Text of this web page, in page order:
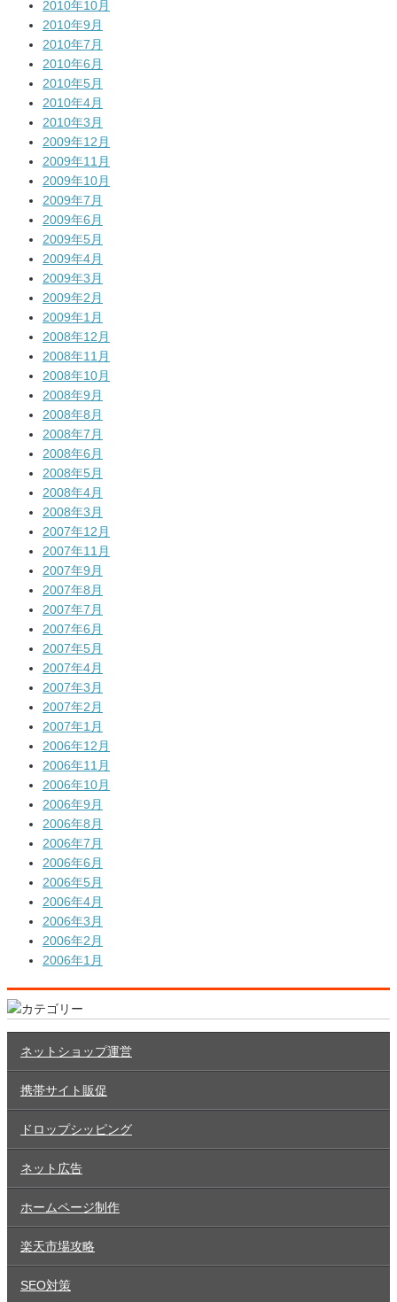
2010年10月
2010年9月
2010年7月
2010年6月
2010年5月
2010年4月
2010年3月
2009年12月
2009年11月
2009年10月
2009年7月
2009年6月
2009年5月
2009年4月
2009年3月
2009年2月
2009年1月
2008年12月
2008年11月
2008年10月
2008年9月
2008年8月
2008年7月
2008年6月
2008年5月
2008年4月
2008年3月
2007年12月
2007年11月
2007年9月
2007年8月
2007年7月
2007年6月
2007年5月
2007年4月
2007年3月
2007年2月
2007年1月
2006年12月
2006年11月
2006年10月
2006年9月
2006年8月
2006年7月
2006年6月
2006年5月
2006年4月
2006年3月
2006年2月
2006年1月
ネットショップ運営
携帯サイト販促
ドロップシッピング
ネット広告
ホームページ制作
楽天市場攻略
SEO対策